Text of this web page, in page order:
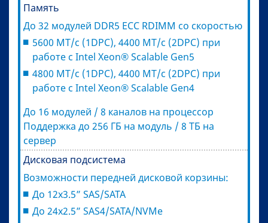
Память
До 32 модулей DDR5 ECC RDIMM со скоростью
5600 МТ/с (1DPC), 4400 МТ/с (2DPC) при
работе с Intel Xeon® Scalable Gen5
4800 МТ/с (1DPC), 4400 МТ/с (2DPC) при
работе с Intel Xeon® Scalable Gen4
До 16 модулей / 8 каналов на процессор
Поддержка до 256 ГБ на модуль / 8 ТБ на
сервер
Дисковая подсистема
Возможности передней дисковой корзины:
До 12x3.5” SAS/SATA
До 24x2.5” SAS4/SATA/NVMe